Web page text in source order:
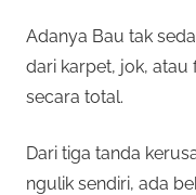
Adanya Bau tak
dari karpet, jok,
secara total.
Dari tiga tanda
ngulik sendiri, ada